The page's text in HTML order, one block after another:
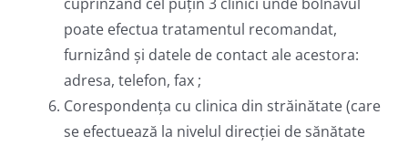
poate efectua tratamentul recomandat,
furnizând și datele de contact ale acestora:
adresa, telefon, fax ;
Corespondența cu clinica din străinătate (care
se efectuează la nivelul direcției de sănătate